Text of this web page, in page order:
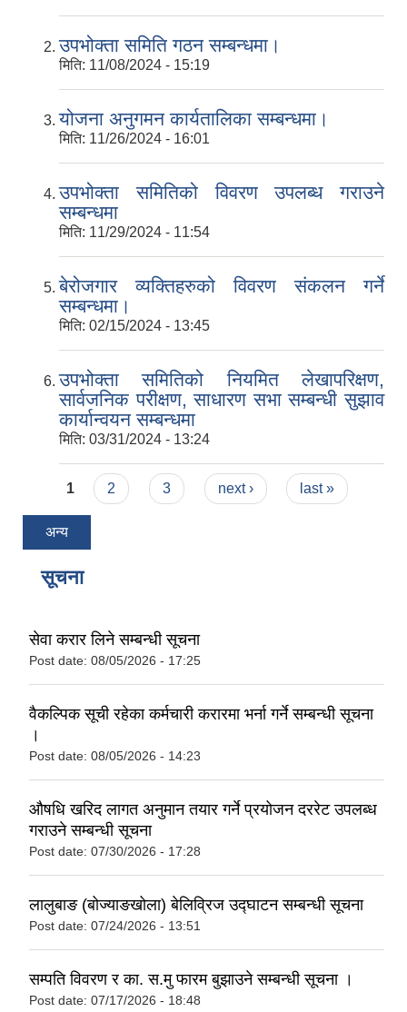
उपभोक्ता समिति गठन सम्बन्धमा।
मिति: 11/08/2024 - 15:19
योजना अनुगमन कार्यतालिका सम्बन्धमा।
मिति: 11/26/2024 - 16:01
उपभोक्ता समितिको विवरण उपलब्ध गराउने
सम्बन्धमा
मिति: 11/29/2024 - 11:54
बेरोजगार व्यक्तिहरुको विवरण संकलन गर्ने
सम्बन्धमा।
मिति: 02/15/2024 - 13:45
उपभोक्ता समितिको नियमित लेखापरिक्षण,
सार्वजनिक परीक्षण, साधारण सभा सम्बन्धी सुझाव
कार्यान्वयन सम्बन्धमा
मिति: 03/31/2024 - 13:24
Pages
1 2 3 next › last »
अन्य
सूचना
सेवा करार लिने सम्बन्धी सूचना
Post date: 08/05/2026 - 17:25
वैकल्पिक सूची रहेका कर्मचारी करारमा भर्ना गर्ने सम्बन्धी सूचना
।
Post date: 08/05/2026 - 14:23
‌‌औषधि खरिद लागत अनुमान तयार गर्ने प्रयोजन दररेट उपलब्ध
गराउने सम्बन्धी सूचना
Post date: 07/30/2026 - 17:28
लालुबाङ (बोज्याङखोला) बेलिव्रिज उद्घाटन सम्बन्धी सूचना
Post date: 07/24/2026 - 13:51
सम्पति विवरण र का. स.मु फारम बुझाउने सम्बन्धी सूचना ।
Post date: 07/17/2026 - 18:48